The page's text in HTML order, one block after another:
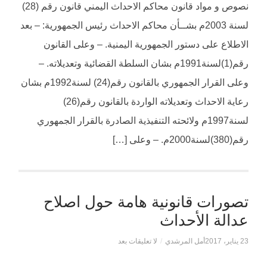
نصوص و مواد قانون محاكم الاحداث اليمني قانون رقم (28)
لسنة 2003م بشــأن محاكم الاحداث رئيس الجمهورية: – بعد
الاطلاع على دستور الجمهورية اليمنية. – وعلى القانون
رقم(1)لسنة1991م بشان السلطة القضائية وتعديلاته. –
وعلى القرار الجمهوري بالقانون رقم(24) لسنة1992م بشان
رعاية الاحداث وتعديلاته الواردة بالقانون رقم(26)
لسنة1997م ولائحته التنفيذية الصادرة بالقرار الجمهوري
رقم(380)لسنة2000م. – وعلى […]
تصورات قانونية هامة حول اصلاح
عدالة الأحداث
23 يناير، 2017 أمل المرشدي / لا تعليقات بعد